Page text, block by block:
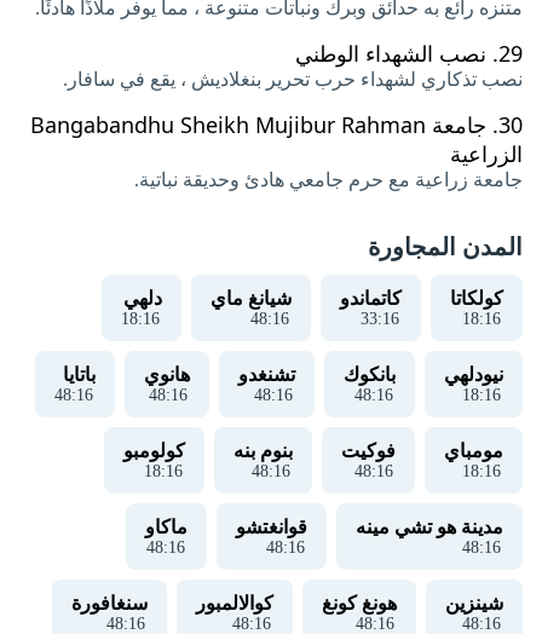
متنزه رائع به حدائق وبرك ونباتات متنوعة ، مما يوفر ملاذًا هادئًا.
29. نصب الشهداء الوطني
نصب تذكاري لشهداء حرب تحرير بنغلاديش ، يقع في سافار.
30.
جامعة Bangabandhu Sheikh Mujibur Rahman
الزراعية
جامعة زراعية مع حرم جامعي هادئ وحديقة نباتية.
المدن المجاورة
كولكاتا
18:16
كاتماندو
33:16
شيانغ ماي
48:16
دلهي
18:16
نيودلهي
18:16
بانكوك
48:16
تشنغدو
48:16
هانوي
48:16
باتايا
48:16
مومباي
18:16
فوكيت
48:16
بنوم بنه
48:16
كولومبو
18:16
مدينة هو تشي مينه
48:16
قوانغتشو
48:16
ماكاو
48:16
شينزين
48:16
هونغ كونغ
48:16
كوالالمبور
48:16
سنغافورة
48:16